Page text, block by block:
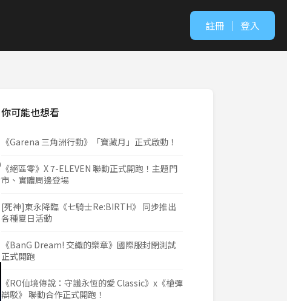
註冊 ｜ 登入
你可能也想看
《Garena 三角洲行動》「寶藏月」正式啟動！
《絕區零》X 7-ELEVEN 聯動正式開跑！主題門
市、實體周邊登場
[死神]東永降臨《七騎士Re:BIRTH》 同步推出
各種夏日活動
《BanG Dream! 交織的樂章》國際服封閉測試
正式開跑
《RO仙境傳說：守護永恆的愛 Classic》x《槍彈
辯駁》 聯動合作正式開跑！